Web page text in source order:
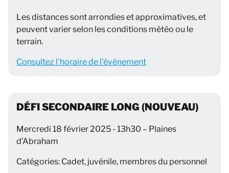
Les distances sont arrondies et approximatives, et
peuvent varier selon les conditions météo ou le
terrain.
Consultez l'horaire de l'événement
DÉFI SECONDAIRE LONG (NOUVEAU)
Mercredi 18 février 2025 - 13h30 – Plaines
d’Abraham
Catégories: Cadet, juvénile, membres du personnel